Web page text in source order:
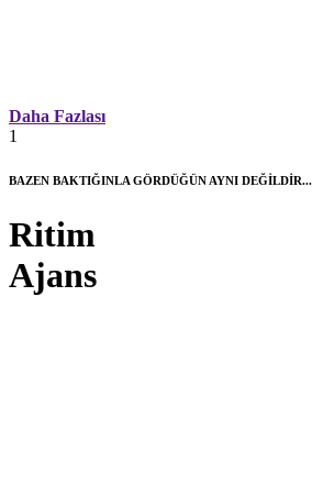
Daha Fazlası
1
BAZEN BAKTIĞINLA GÖRDÜĞÜN AYNI DEĞİLDİR...
Ritim
Ajans